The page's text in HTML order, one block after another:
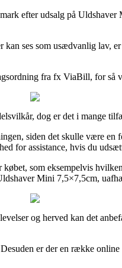
efter udsalg på
ses som usædvanlig
fra fx ViaBill, for
dog er det i mange
siden det skulle være
for assistance, hvis du
som eksempelvis
Mini 7,5×7,5cm,
og herved kan det
er der en række